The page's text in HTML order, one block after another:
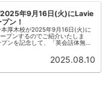
2025年9月16日(火)にLavie
ン！
本厚木校が2025年9月16日(火)に
プンするのでご紹介いたしま
ンを記念して、「英会話体無料
2025.08.10